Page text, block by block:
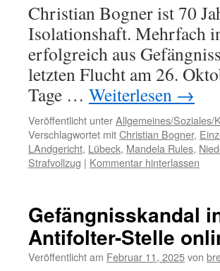
Christian Bogner ist 70
Isolationshaft. Mehrfach
erfolgreich aus
letzten Flucht am 26.
Tage … Weiterlesen →
Veröffentlicht unterAllgemeines/Soziales/
Verschlagwortet mitChristian Bogner,
LAndgericht, Lübeck, Mandela Rules,
Strafvollzug | Kommentar hinterlassen
Gefängnisskandal
Antifolter-Stelle
Veröffentlicht am Februar 11, 2025von